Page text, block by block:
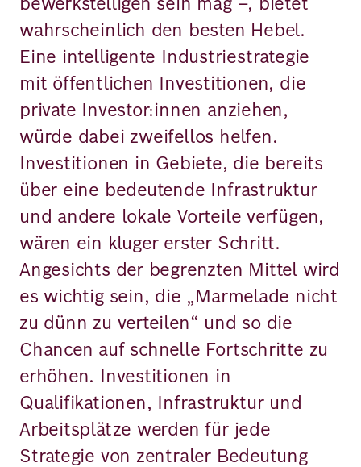
wahrscheinlich den besten Hebel.
Eine intelligente Industriestrategie
mit öffentlichen Investitionen, die
private Investor:innen anziehen,
würde dabei zweifellos helfen.
Investitionen in Gebiete, die bereits
über eine bedeutende Infrastruktur
und andere lokale Vorteile verfügen,
wären ein kluger erster Schritt.
Angesichts der begrenzten Mittel wird
es wichtig sein, die „Marmelade nicht
zu dünn zu verteilen“ und so die
Chancen auf schnelle Fortschritte zu
erhöhen. Investitionen in
Qualifikationen, Infrastruktur und
Arbeitsplätze werden für jede
Strategie von zentraler Bedeutung